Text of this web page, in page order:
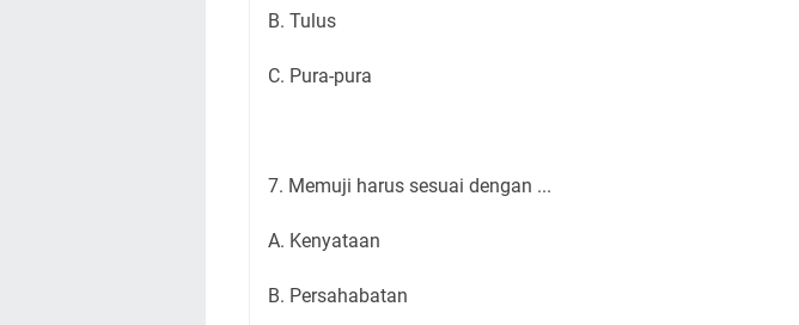
B. Tulus
C. Pura-pura
7. Memuji harus sesuai dengan ...
A. Kenyataan
B. Persahabatan